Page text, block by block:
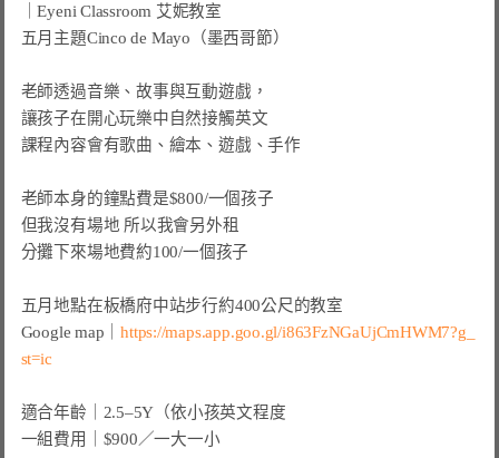
｜Eyeni Classroom 艾妮教室
五月主題Cinco de Mayo（墨西哥節）
老師透過音樂、故事與互動遊戲，
讓孩子在開心玩樂中自然接觸英文
課程內容會有歌曲、繪本、遊戲、手作
老師本身的鐘點費是$800/一個孩子
但我沒有場地 所以我會另外租
分攤下來場地費約100/一個孩子
五月地點在板橋府中站步行約400公尺的教室
Google map｜https://maps.app.goo.gl/i863FzNGaUjCmHWM7?g_
st=ic
適合年齡｜2.5–5Y（依小孩英文程度
一組費用｜$900／一大一小